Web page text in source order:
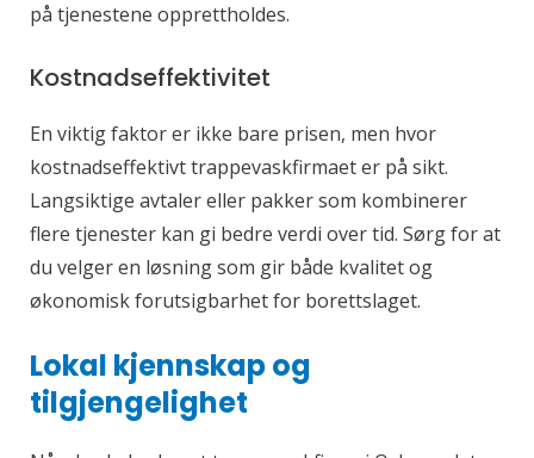
på tjenestene opprettholdes.
Kostnadseffektivitet
En viktig faktor er ikke bare prisen, men hvor
kostnadseffektivt trappevaskfirmaet er på sikt.
Langsiktige avtaler eller pakker som kombinerer
flere tjenester kan gi bedre verdi over tid. Sørg for at
du velger en løsning som gir både kvalitet og
økonomisk forutsigbarhet for borettslaget.
Lokal kjennskap og
tilgjengelighet